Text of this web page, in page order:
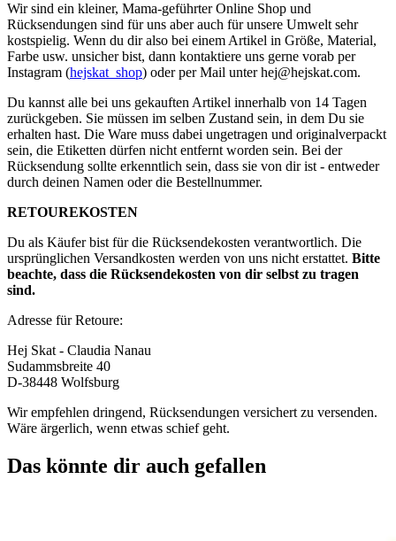
Wir sind ein kleiner, Mama-geführter Online Shop und
Rücksendungen sind für uns aber auch für unsere Umwelt sehr
kostspielig. Wenn du dir also bei einem Artikel in Größe, Material,
Farbe usw. unsicher bist, dann kontaktiere uns gerne vorab per
Instagram (hejskat_shop) oder per Mail unterhej@hejskat.com.
Du kannst alle bei uns gekauften Artikel innerhalb von 14 Tagen
zurückgeben. Sie müssen im selben Zustand sein, in dem Du sie
erhalten hast. Die Ware muss dabei ungetragen und originalverpackt
sein, die Etiketten dürfen nicht entfernt worden sein. Bei der
Rücksendung sollte erkenntlich sein, dass sie von dir ist - entweder
durch deinen Namen oder die Bestellnummer.
RETOUREKOSTEN
Du als Käufer bist für die Rücksendekosten verantwortlich. Die
ursprünglichen Versandkosten werden von uns nicht erstattet. Bitte
beachte, dass die Rücksendekosten von dir selbst zu tragen
sind.
Adresse für Retoure:
Hej Skat - Claudia Nanau
Sudammsbreite 40
D-38448 Wolfsburg
Wir empfehlen dringend, Rücksendungen versichert zu versenden.
Wäre ärgerlich, wenn etwas schief geht.
Das könnte dir auch gefallen